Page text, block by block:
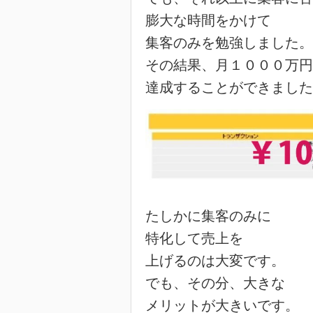
膨大な時間をかけて
集客のみを勉強しました。
その結果、月１０００万
達成することができまし
たしかに集客のみに
特化して売上を
上げるのは大変です。
でも、その分、大きな
メリットが大きいです。